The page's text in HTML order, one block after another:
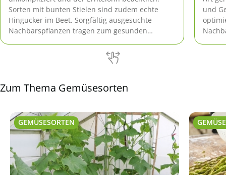
Sorten mit bunten Stielen sind zudem echte
Hingucker im Beet. Sorgfältig ausgesuchte
Nachbarspflanzen tragen zum gesunden
und
Zum Thema Gemüsesorten
GEMÜSESORTEN